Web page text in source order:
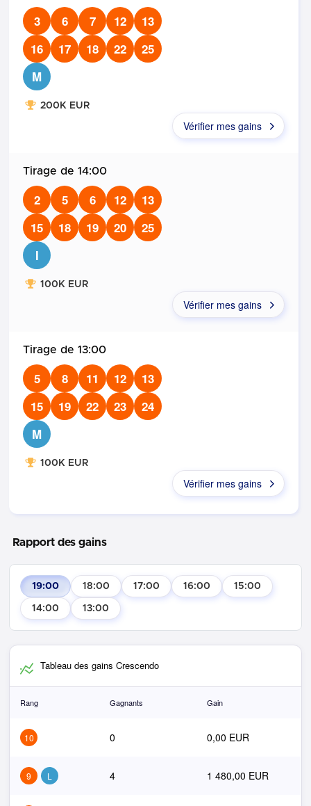
3 6 7 12
13
16
17 18 22
25
M
200K EUR
Vérifier mes gains
14:00
2 5 6 12
13
15
18 19 20
25
I
100K EUR
Vérifier mes gains
13:00
5 8 11 12
13
15
19 22 23
24
M
100K EUR
Vérifier mes gains
Rapport des gains
19:00 18:00 17:00 16:00 15:00
14:00 13:00
Tableau des gains Crescendo
Rang Gagnants Gain
10 0 0,00 EUR
9 L 4 1 480,00 EUR